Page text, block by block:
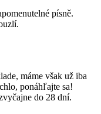
písně.
máme však už iba
ponáhľajte sa!
do 28 dní.